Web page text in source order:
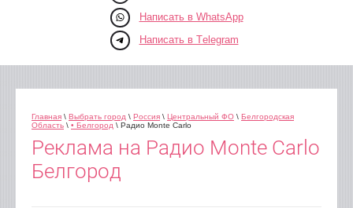
Написать в WhatsApp
Написать в Telegram
Главная \ Выбрать город \ Россия \ Центральный ФО \ Белгородская
Область \ • Белгород \ Радио Monte Carlo
Реклама на Радио Monte Carlo
Белгород